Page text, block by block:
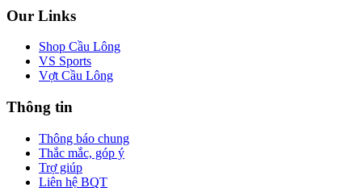
Our Links
Shop Cầu Lông
VS Sports
Vợt Cầu Lông
Thông tin
Thông báo chung
Thắc mắc, góp ý
Trợ giúp
Liên hệ BQT